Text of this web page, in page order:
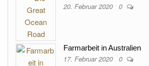
20. Februar 2020 0
Farmarbeit in Australien
17. Februar 2020 0